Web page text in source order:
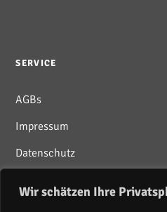
Wir schätzen Ihre
SERVICE
AGBs
Impressum
Datenschutz